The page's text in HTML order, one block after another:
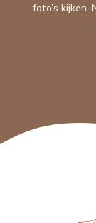
foto’s